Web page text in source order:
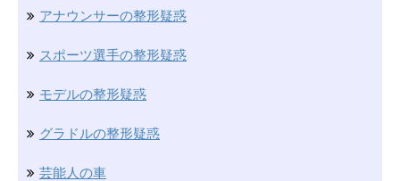
アナウンサーの整形疑惑
スポーツ選手の整形疑惑
モデルの整形疑惑
グラドルの整形疑惑
芸能人の車